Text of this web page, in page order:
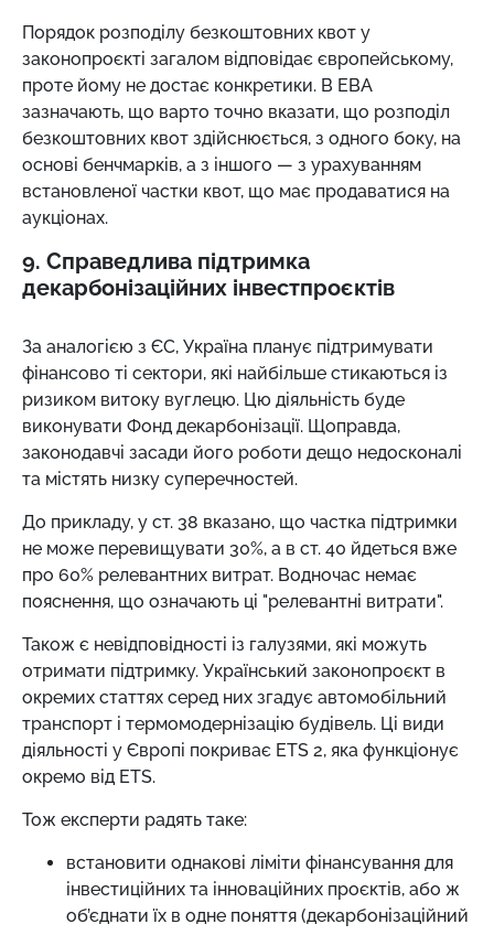
Порядок розподілу безкоштовних квот у
законопроєкті загалом відповідає європейському,
проте йому не достає конкретики. В ЕВА
зазначають, що варто точно вказати, що розподіл
безкоштовних квот здійснюється, з одного боку, на
основі бенчмарків, а з іншого — з урахуванням
встановленої частки квот, що має продаватися на
аукціонах.
9. Справедлива підтримка
декарбонізаційних інвестпроєктів
За аналогією з ЄС, Україна планує підтримувати
фінансово ті сектори, які найбільше стикаються із
ризиком витоку вуглецю. Цю діяльність буде
виконувати Фонд декарбонізації. Щоправда,
законодавчі засади його роботи дещо недосконалі
та містять низку суперечностей.
До прикладу, у ст. 38 вказано, що частка підтримки
не може перевищувати 30%, а в ст. 40 йдеться вже
про 60% релевантних витрат. Водночас немає
пояснення, що означають ці "релевантні витрати".
Також є невідповідності із галузями, які можуть
отримати підтримку. Український законопроєкт в
окремих статтях серед них згадує автомобільний
транспорт і термомодернізацію будівель. Ці види
діяльності у Європі покриває ETS 2, яка функціонує
окремо від ETS.
Тож експерти радять таке:
встановити однакові ліміти фінансування для
інвестиційних та інноваційних проєктів, або ж
об’єднати їх в одне поняття (декарбонізаційний